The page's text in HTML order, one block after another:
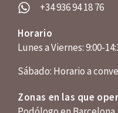
+34 936 94 18 76
Horario
Lunes a Viernes: 9:00-
Sábado: Horario a
Zonas en las que